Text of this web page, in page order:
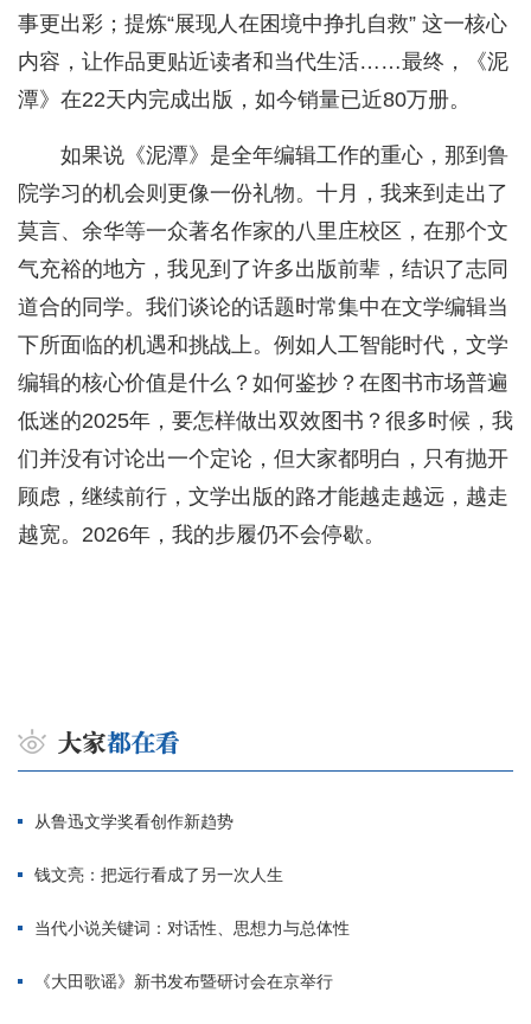
事更出彩；提炼“展现人在困境中挣扎自救” 这一核心
内容，让作品更贴近读者和当代生活……最终，《泥
潭》在22天内完成出版，如今销量已近80万册。
如果说《泥潭》是全年编辑工作的重心，那到鲁
院学习的机会则更像一份礼物。十月，我来到走出了
莫言、余华等一众著名作家的八里庄校区，在那个文
气充裕的地方，我见到了许多出版前辈，结识了志同
道合的同学。我们谈论的话题时常集中在文学编辑当
下所面临的机遇和挑战上。例如人工智能时代，文学
编辑的核心价值是什么？如何鉴抄？在图书市场普遍
低迷的2025年，要怎样做出双效图书？很多时候，我
们并没有讨论出一个定论，但大家都明白，只有抛开
顾虑，继续前行，文学出版的路才能越走越远，越走
越宽。2026年，我的步履仍不会停歇。
从鲁迅文学奖看创作新趋势
钱文亮：把远行看成了另一次人生
当代小说关键词：对话性、思想力与总体性
《大田歌谣》新书发布暨研讨会在京举行